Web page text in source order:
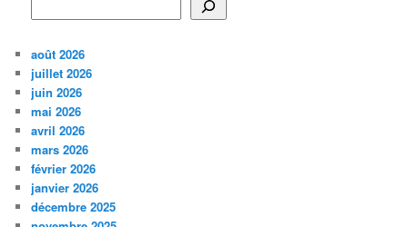
août 2026
juillet 2026
juin 2026
mai 2026
avril 2026
mars 2026
février 2026
janvier 2026
décembre 2025